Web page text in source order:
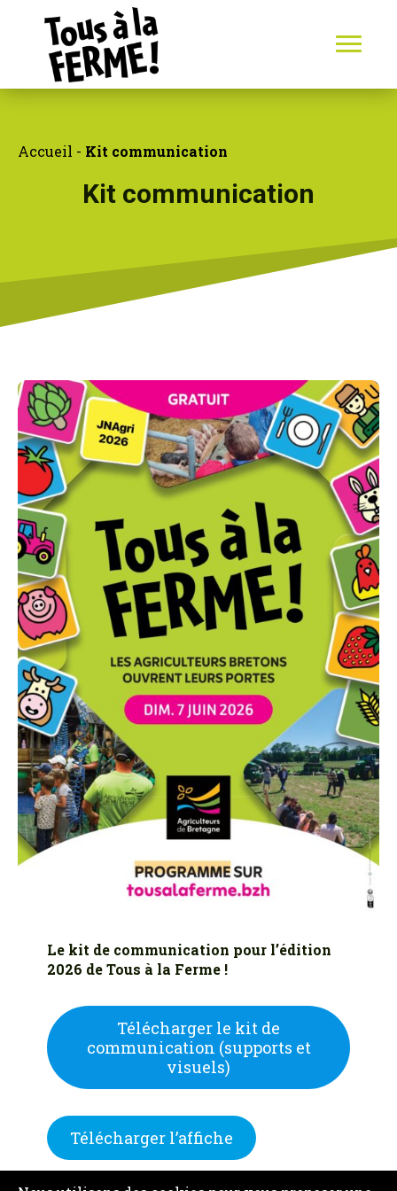
Accueil - Kit communication
Kit communication
Le kit de communication pour l’édition
2026 de Tous à la Ferme !
Télécharger le kit de
communication (supports et
visuels)
Télécharger l’affiche